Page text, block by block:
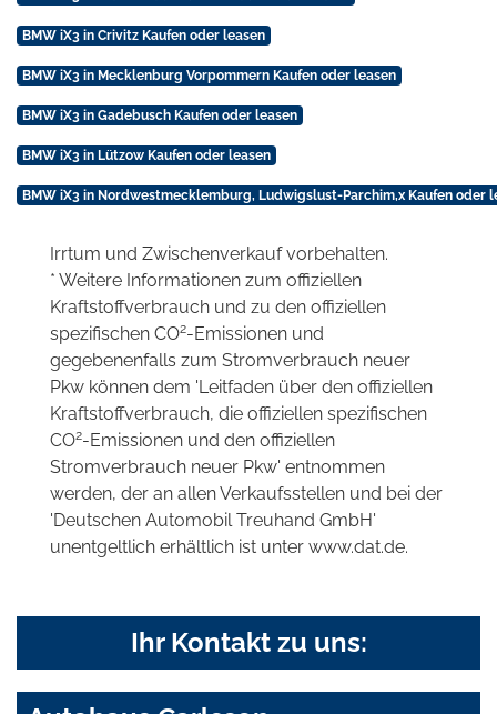
BMW iX3 in Crivitz Kaufen oder leasen
BMW iX3 in Mecklenburg Vorpommern Kaufen oder leasen
BMW iX3 in Gadebusch Kaufen oder leasen
BMW iX3 in Lützow Kaufen oder leasen
BMW iX3 in Nordwestmecklemburg, Ludwigslust-Parchim,x Kaufen oder
Irrtum und Zwischenverkauf vorbehalten.
* Weitere Informationen zum offiziellen
Kraftstoffverbrauch und zu den offiziellen
spezifischen CO2-Emissionen und
gegebenenfalls zum Stromverbrauch neuer
Pkw können dem 'Leitfaden über den offiziellen
Kraftstoffverbrauch, die offiziellen spezifischen
CO2-Emissionen und den offiziellen
Stromverbrauch neuer Pkw' entnommen
werden, der an allen Verkaufsstellen und bei der
'Deutschen Automobil Treuhand GmbH'
unentgeltlich erhältlich ist unter www.dat.de.
Ihr Kontakt zu uns: